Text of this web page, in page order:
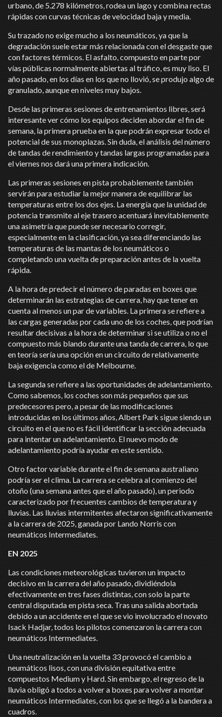
urbano, de 5.278 kilómetros, rodea un lago y combina rectas
rápidas con curvas técnicas de velocidad baja y media.
Su trazado no exige mucho a los neumáticos, ya que la
degradación suele estar más relacionada con el desgaste que
con factores térmicos. El asfalto, compuesto en parte por
vías públicas normalmente abiertas al tráfico, es muy liso. El
año pasado, en los días en los que no llovió, se produjo algo de
granulado, aunque en niveles muy bajos.
Desde las primeras sesiones de entrenamientos libres, será
interesante ver cómo los equipos deciden abordar el fin de
semana, la primera prueba en la que podrán expresar todo el
potencial de sus monoplazas. Sin duda, el análisis del número
de tandas de rendimiento y tandas largas programadas para
el viernes nos dará una primera indicación.
Las primeras sesiones en pista probablemente también
servirán para estudiar la mejor manera de equilibrar las
temperaturas entre los dos ejes. La energía que la unidad de
potencia transmite al eje trasero acentuará inevitablemente
una asimetría que puede ser necesario corregir,
especialmente en la clasificación, ya sea diferenciando las
temperaturas de las mantas de los neumáticos o
completando una vuelta de preparación antes de la vuelta
rápida.
A la hora de predecir el número de paradas en boxes que
determinarán las estrategias de carrera, hay que tener en
cuenta al menos un par de variables. La primera se refiere a
las cargas generadas por cada uno de los coches, que podrían
resultar decisivas a la hora de determinar si se utiliza o no el
compuesto más blando durante una tanda de carrera, lo que
en teoría sería una opción en un circuito de relativamente
baja exigencia como el de Melbourne.
La segunda se refiere a las oportunidades de adelantamiento.
Como sabemos, los coches son más pequeños que sus
predecesores pero, a pesar de las modificaciones
introducidas en los últimos años, Albert Park sigue siendo un
circuito en el que no es fácil identificar la sección adecuada
para intentar un adelantamiento. El nuevo modo de
adelantamiento podría ayudar en este sentido.
Otro factor variable durante el fin de semana australiano
podría ser el clima. La carrera se celebra al comienzo del
otoño (una semana antes que el año pasado), un periodo
caracterizado por frecuentes cambios de temperatura y
lluvias. Las lluvias intermitentes afectaron significativamente
a la carrera de 2025, ganada por Lando Norris con
neumáticos Intermediates.
EN 2025
Las condiciones meteorológicas tuvieron un impacto
decisivo en la carrera del año pasado, dividiéndola
efectivamente en tres fases distintas, con solo la parte
central disputada en pista seca. Tras una salida abortada
debido a un accidente en el que se vio involucrado el novato
Isack Hadjar, todos los pilotos comenzaron la carrera con
neumáticos Intermediates.
Una neutralización en la vuelta 33 provocó el cambio a
neumáticos lisos, con una división equitativa entre
compuestos Medium y Hard. Sin embargo, el regreso de la
lluvia obligó a todos a volver a boxes para volver a montar
neumáticos Intermediates, con los que se llegó a la bandera a
cuadros.